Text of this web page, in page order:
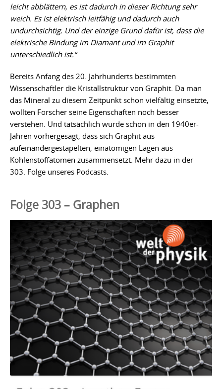
leicht abblättern, es ist dadurch in dieser Richtung sehr
weich. Es ist elektrisch leitfähig und dadurch auch
undurchsichtig. Und der einzige Grund dafür ist, dass die
elektrische Bindung im Diamant und im Graphit
unterschiedlich ist.“
Bereits Anfang des 20. Jahrhunderts bestimmten
Wissenschaftler die Kristallstruktur von Graphit. Da man
das Mineral zu diesem Zeitpunkt schon vielfältig einsetzte,
wollten Forscher seine Eigenschaften noch besser
verstehen. Und tatsächlich wurde schon in den 1940er-
Jahren vorhergesagt, dass sich Graphit aus
aufeinandergestapelten, einatomigen Lagen aus
Kohlenstoffatomen zusammensetzt. Mehr dazu in der
303. Folge unseres Podcasts.
Folge 303 – Graphen